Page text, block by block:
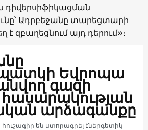
Ադրբեջանը տարեցտարի
է զբաղեցնում այդ դերում»։
Եվրոպա
գազի
արձագանքը
են ստորագրել էներգետիկ